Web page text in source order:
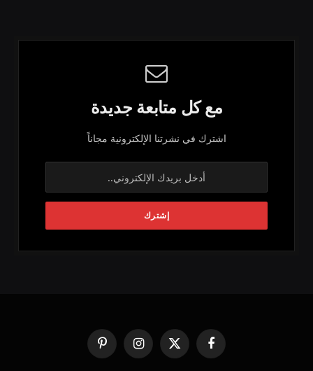
مع كل متابعة جديدة
اشترك في نشرتنا الإلكترونية مجاناً
فيسبوك
X
(Twitter)
الانستغرامبينتيريست